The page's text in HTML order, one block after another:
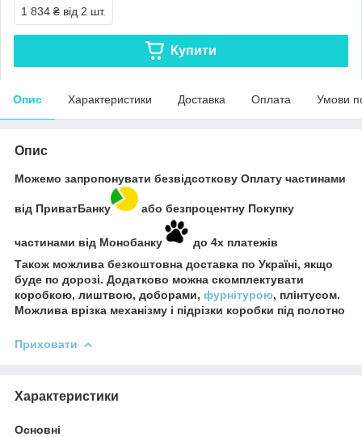
1 834 ₴ від 2 шт.
Купити
Опис Характеристики Доставка Оплата Умови
Опис
Можемо запропонувати безвідсоткову Оплату частинами
від ПриватБанку або безпроцентну Покупку
частинами від Монобанку
до 4х платежів
Також можлива безкоштовна доставка по Україні, якщо
буде по дорозі. Додатково можна скомплектувати
коробкою, лиштвою, доборами, фурнітурою, плінтусом.
Можлива врізка механізму і підрізки коробки під полотно
Приховати
Характеристики
Основні